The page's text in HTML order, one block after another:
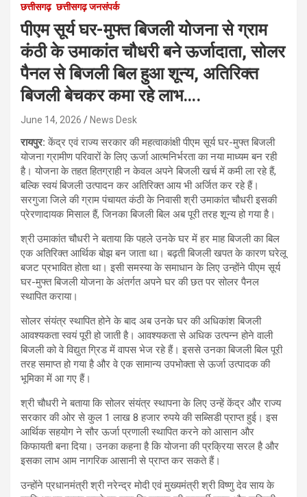
छत्तीसगढ़ छत्तीसगढ़ जनसंपर्क
पीएम सूर्य घर-मुफ्त बिजली योजना से ग्राम
कंठी के उमाकांत चौधरी बने ऊर्जादाता, सोलर
पैनल से बिजली बिल हुआ शून्य, अतिरिक्त
बिजली बेचकर कमा रहे लाभ….
June 14, 2026 News Desk
रायपुर:केंद्र एवं राज्य सरकार की महत्वाकांक्षी पीएम सूर्य घर-मुफ्त बिजली
योजना ग्रामीण परिवारों के लिए ऊर्जा आत्मनिर्भरता का नया माध्यम बन रही
है। योजना के तहत हितग्राही न केवल अपने बिजली खर्च में कमी ला रहे हैं,
बल्कि स्वयं बिजली उत्पादन कर अतिरिक्त आय भी अर्जित कर रहे हैं।
सरगुजा जिले की ग्राम पंचायत कंठी के निवासी श्री उमाकांत चौधरी इसकी
प्रेरणादायक मिसाल हैं, जिनका बिजली बिल अब पूरी तरह शून्य हो गया है।
श्री उमाकांत चौधरी ने बताया कि पहले उनके घर में हर माह बिजली का बिल
एक अतिरिक्त आर्थिक बोझ बन जाता था। बढ़ती बिजली खपत के कारण घरेलू
बजट प्रभावित होता था। इसी समस्या के समाधान के लिए उन्होंने पीएम सूर्य
घर-मुफ्त बिजली योजना के अंतर्गत अपने घर की छत पर सोलर पैनल
स्थापित कराया।
सोलर संयंत्र स्थापित होने के बाद अब उनके घर की अधिकांश बिजली
आवश्यकता स्वयं पूरी हो जाती है। आवश्यकता से अधिक उत्पन्न होने वाली
बिजली को वे विद्युत ग्रिड में वापस भेज रहे हैं। इससे उनका बिजली बिल पूरी
तरह समाप्त हो गया है और वे एक सामान्य उपभोक्ता से ऊर्जा उत्पादक की
भूमिका में आ गए हैं।
श्री चौधरी ने बताया कि सोलर संयंत्र स्थापना के लिए उन्हें केंद्र और राज्य
सरकार की ओर से कुल 1 लाख 8 हजार रुपये की सब्सिडी प्राप्त हुई। इस
आर्थिक सहयोग ने सौर ऊर्जा प्रणाली स्थापित करने को आसान और
किफायती बना दिया। उनका कहना है कि योजना की प्रक्रिया सरल है और
इसका लाभ आम नागरिक आसानी से प्राप्त कर सकते हैं।
उन्होंने प्रधानमंत्री श्री नरेन्द्र मोदी एवं मुख्यमंत्री श्री विष्णु देव साय के